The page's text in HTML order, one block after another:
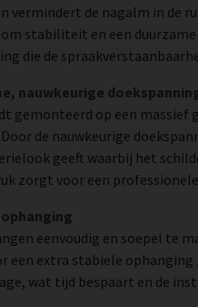
vermindert de nagalm in de
stabiliteit en een
die de
nauwkeurige
gemonteerd op een massief
de nauwkeurige
geeft waarbij het
zorgt voor een
eenvoudig en soepel te
een extra stabiele ophanging
wat tijd bespaart en de